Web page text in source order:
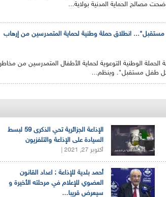
مصالح الحماية المدنية بولاية...
انطلاق حملة وطنية لحماية المتمدرسين من إرهاب
الحملة الوطنية التوعوية لحماية الأطفال المتمدرسين من مخاطر
طفل مستقبل". وينظم...
الإذاعة الجزائرية تحي الذكرى 59 لبسط
السيادة على الإذاعة والتلفزيون
أكتوبر 27, 2021 |
أحمد بلدية للإذاعة : اعداد القانون
العضوي للإعلام في مرحلته الأخيرة و
سيعرض قريبا...